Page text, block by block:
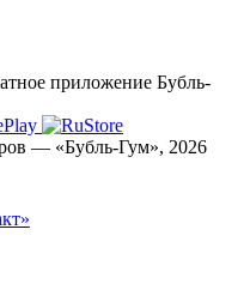
приложение Бубль-
— «Бубль-Гум», 2026